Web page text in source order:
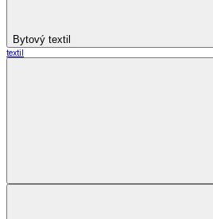
Bytový textil
textil